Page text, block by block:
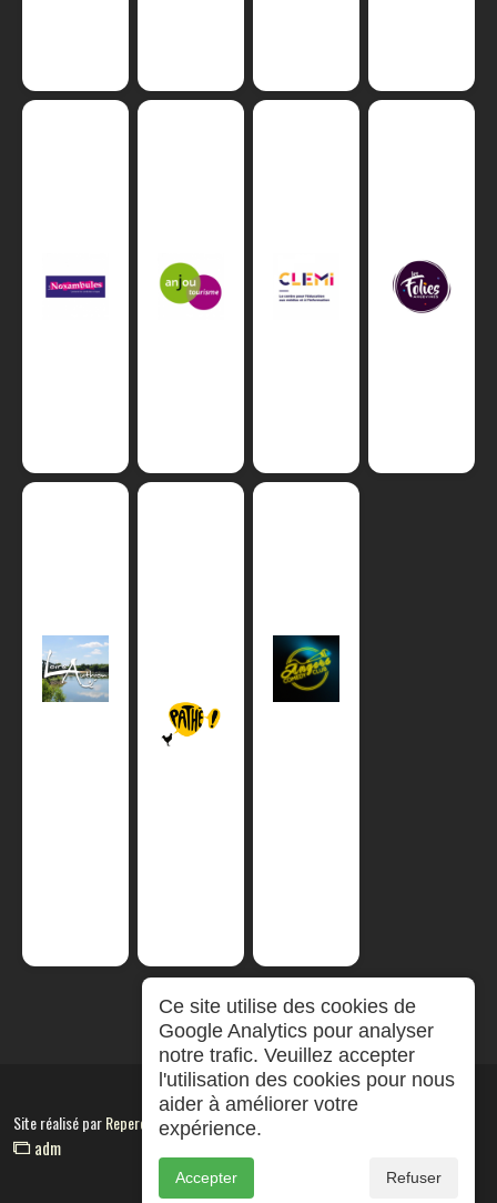
Site réalisé parRepereCom
adm
Ce site utilise des cookies de
Google Analytics pour analyser
notre trafic. Veuillez accepter
l'utilisation des cookies pour nous
aider à améliorer votre
expérience.
Accepter Refuser